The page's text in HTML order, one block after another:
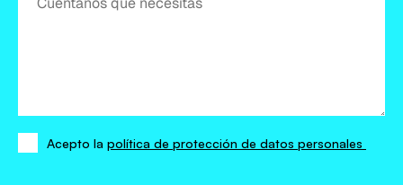
Acepto
Acepto la política de protección de datos personales